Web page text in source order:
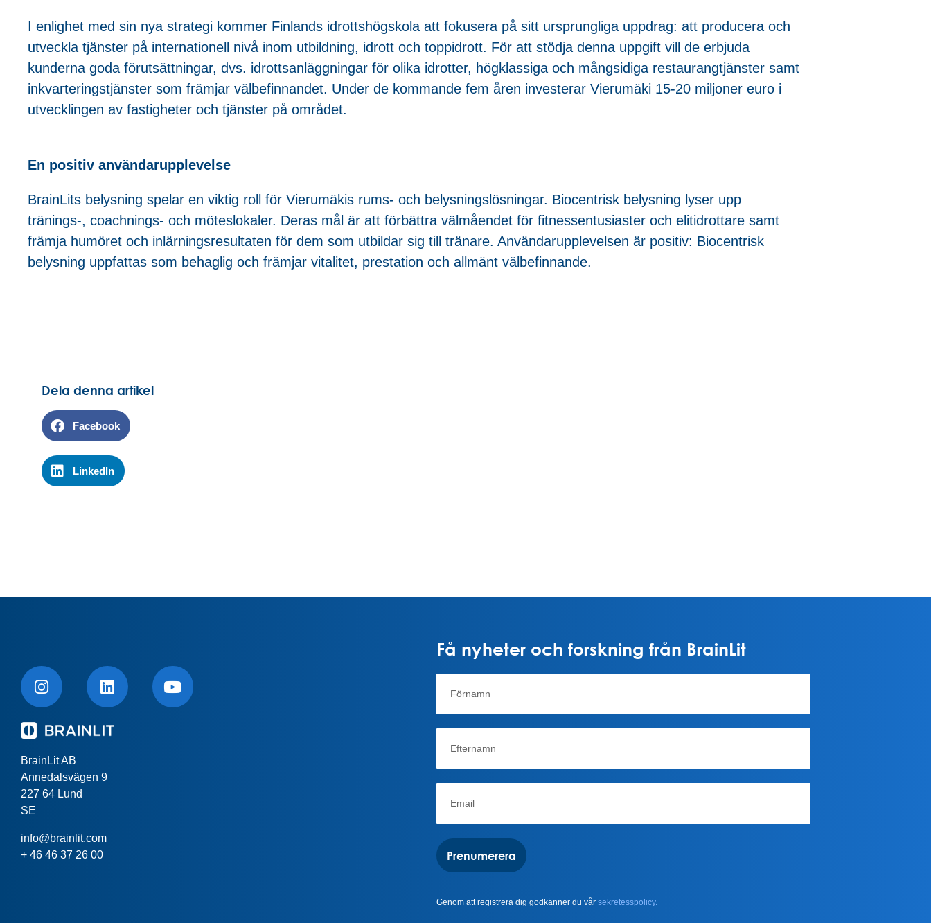
I enlighet med sin nya strategi kommer Finlands idrottshögskola att fokusera på sitt ursprungliga uppdrag: att producera och
utveckla tjänster på internationell nivå inom utbildning, idrott och toppidrott. För att stödja denna uppgift vill de erbjuda
kunderna goda förutsättningar, dvs. idrottsanläggningar för olika idrotter, högklassiga och mångsidiga restaurangtjänster samt
inkvarteringstjänster som främjar välbefinnandet. Under de kommande fem åren investerar Vierumäki 15-20 miljoner euro i
utvecklingen av fastigheter och tjänster på området.
En positiv användarupplevelse
BrainLits belysning spelar en viktig roll för Vierumäkis rums- och belysningslösningar. Biocentrisk belysning lyser upp
tränings-, coachnings- och möteslokaler. Deras mål är att förbättra välmåendet för fitnessentusiaster och elitidrottare samt
främja humöret och inlärningsresultaten för dem som utbildar sig till tränare. Användarupplevelsen är positiv: Biocentrisk
belysning uppfattas som behaglig och främjar vitalitet, prestation och allmänt välbefinnande.
Dela denna artikel
Facebook
LinkedIn
BrainLit AB
Annedalsvägen 9
227 64 Lund
SE
info@brainlit.com
+ 46 46 37 26 00
Få nyheter och forskning från BrainLit
Prenumerera
Genom att registrera dig godkänner du vår sekretesspolicy.